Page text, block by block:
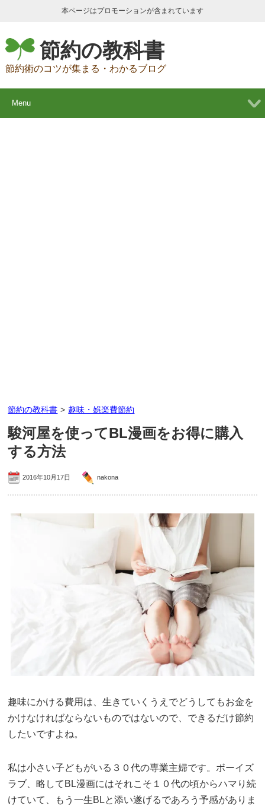
本ページはプロモーションが含まれています
節約の教科書
節約術のコツが集まる・わかるブログ
Menu
節約の教科書 > 趣味・娯楽費節約
駿河屋を使ってBL漫画をお得に購入
する方法
2016年10月17日 nakona
趣味にかける費用は、生きていくうえでどうしてもお金を
かけなければならないものではないので、できるだけ節約
したいですよね。
私は小さい子どもがいる３０代の専業主婦です。ボーイズ
ラブ、略してBL漫画にはそれこそ１０代の頃からハマり続
けていて、もう一生BLと添い遂げるであろう予感がありま